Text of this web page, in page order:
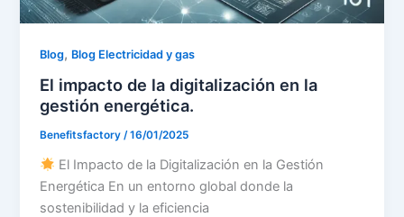
Blog, Blog Electricidad y gas
El impacto de la digitalización en la
gestión energética.
Benefitsfactory/16/01/2025
El Impacto de la Digitalización en la Gestión
Energética En un entorno global donde la
sostenibilidad y la eficiencia